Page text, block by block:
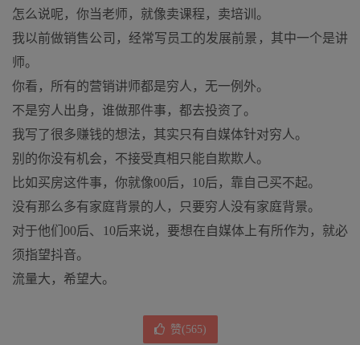
怎么说呢，你当老师，就像卖课程，卖培训。
我以前做销售公司，经常写员工的发展前景，其中一个是讲
师。
你看，所有的营销讲师都是穷人，无一例外。
不是穷人出身，谁做那件事，都去投资了。
我写了很多赚钱的想法，其实只有自媒体针对穷人。
别的你没有机会，不接受真相只能自欺欺人。
比如买房这件事，你就像00后，10后，靠自己买不起。
没有那么多有家庭背景的人，只要穷人没有家庭背景。
对于他们00后、10后来说，要想在自媒体上有所作为，就必
须指望抖音。
流量大，希望大。
赞(565)